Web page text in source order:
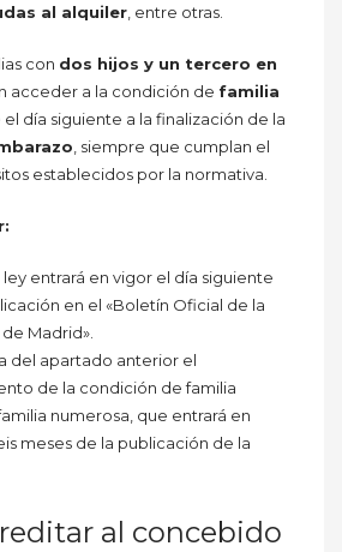
al alquiler , entre otras.
con dos hijos y un tercero en
acceder a la condición de familia
día siguiente a la finalización de la
, siempre que cumplan el
establecidos por la normativa.
entrará en vigor el día siguiente
en el «Boletín Oficial de la
Madrid».
del apartado anterior el
de la condición de familia
numerosa, que entrará en
meses de la publicación de la
al concebido